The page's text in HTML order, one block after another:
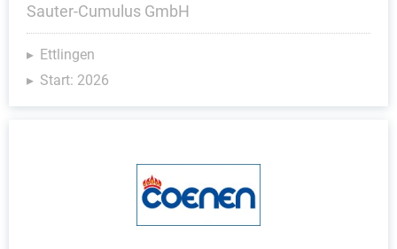
Sauter-Cumulus GmbH
Ettlingen
Start: 2026